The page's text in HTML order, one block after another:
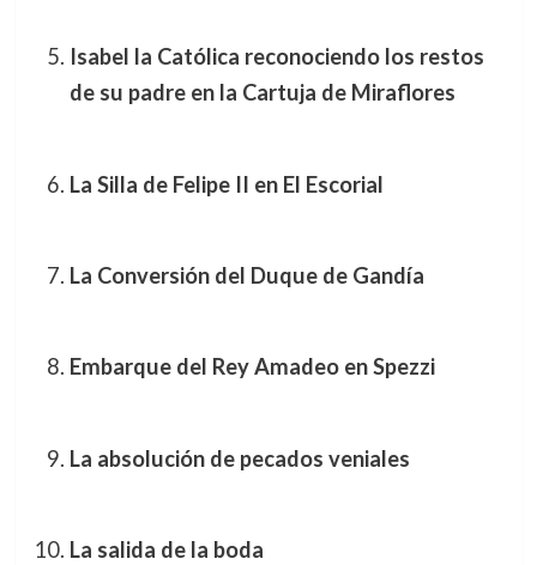
Isabel la Católica reconociendo los restos
de su padre en la Cartuja de Miraflores
La Silla de Felipe II en El Escorial
La Conversión del Duque de Gandía
Embarque del Rey Amadeo en Spezzi
La absolución de pecados veniales
La salida de la boda